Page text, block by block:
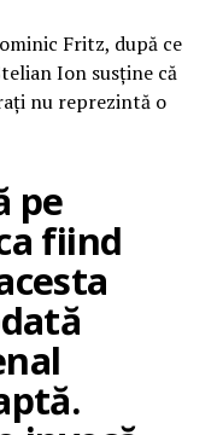
Fritz, după ce
Ion susține că
nu reprezintă o
pe
fiind